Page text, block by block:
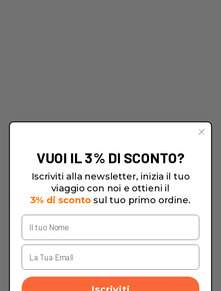
VUOI IL 3% DI SCONTO?
Iscriviti alla newsletter, inizia il tuo
viaggio con noi e ottieni il
3% di sconto sul tuo primo ordine.
Iscriviti